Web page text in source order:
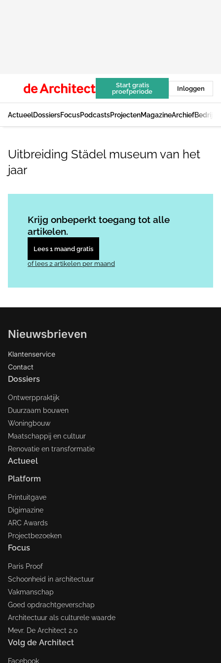
Start gratis
proefperiode
Inloggen
ActueelDossiersFocusPodcastsProjectenMagazineArchief
Uitbreiding Städel museum van het
jaar
Krijg onbeperkt toegang tot alle
artikelen.
Lees 1 maand gratis
of lees 2 artikelen per maand
Nieuwsbrieven
Klantenservice
Contact
Dossiers
Ontwerppraktijk
Duurzaam bouwen
Woningbouw
Maatschappij en cultuur
Renovatie en transformatie
Actueel
Platform
Printuitgave
Digimazine
ARC Awards
Projectbezoeken
Focus
Paris Proof
Schoonheid in architectuur
Vakmanschap
Goed opdrachtgeverschap
Architectuur als culturele waarde
Mevr. De Architect 2.0
Volg de Architect
Facebook